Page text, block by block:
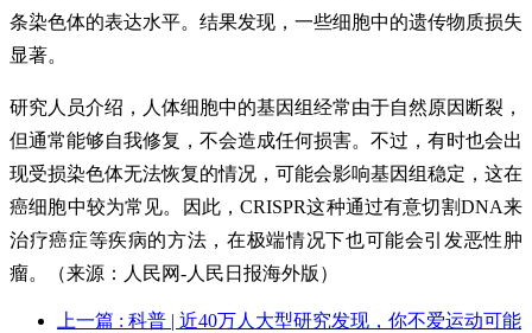
条染色体的表达水平。结果发现，一些细胞中的遗传物质损失
显著。
研究人员介绍，人体细胞中的基因组经常由于自然原因断裂，
但通常能够自我修复，不会造成任何损害。不过，有时也会出
现受损染色体无法恢复的情况，可能会影响基因组稳定，这在
癌细胞中较为常见。因此，CRISPR这种通过有意切割DNA来
治疗癌症等疾病的方法，在极端情况下也可能会引发恶性肿
瘤。（来源：人民网-人民日报海外版）
上一篇 : 科普 | 近40万人大型研究发现，你不爱运动可能